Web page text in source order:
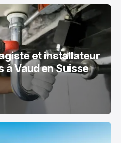
et installateur
à Vaud en Suisse